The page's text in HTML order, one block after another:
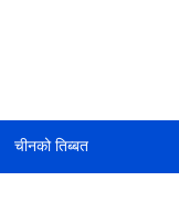
चीनको तिब्बत